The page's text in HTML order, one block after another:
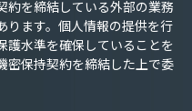
約を締結している外部の業務
ります。個人情報の提供を行
護水準を確保していることを
密保持契約を締結した上で委